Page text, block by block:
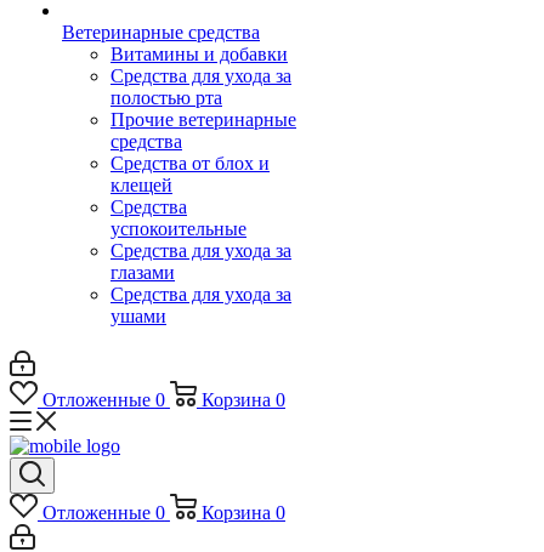
Ветеринарные средства
Витамины и добавки
Средства для ухода за
полостью рта
Прочие ветеринарные
средства
Средства от блох и
клещей
Средства
успокоительные
Средства для ухода за
глазами
Средства для ухода за
ушами
Отложенные 0 Корзина 0
Отложенные 0 Корзина 0